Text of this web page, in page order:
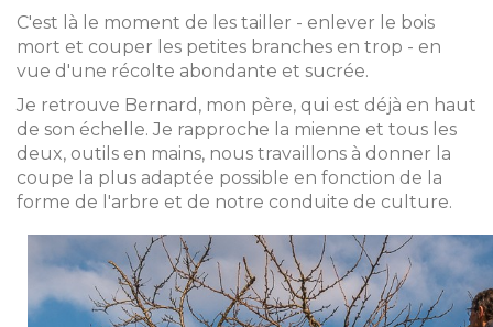
C'est là le moment de les tailler - enlever le bois
mort et couper les petites branches en trop - en
vue d'une récolte abondante et sucrée.
Je retrouve Bernard, mon père, qui est déjà en haut
de son échelle. Je rapproche la mienne et tous les
deux, outils en mains, nous travaillons à donner la
coupe la plus adaptée possible en fonction de la
forme de l'arbre et de notre conduite de culture.